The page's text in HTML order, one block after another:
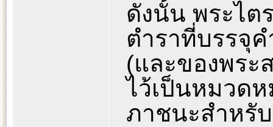
ดังนั้น พระไต
ตำราที่บรรจุ
(และของพระ
ไว้เป็นหมวด
ภาชนะสำหรั